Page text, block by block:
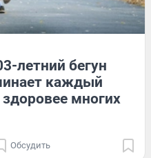
летний бегун
каждый
многих
Обсудить